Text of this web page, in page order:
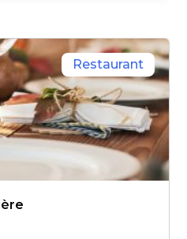
Restaurant